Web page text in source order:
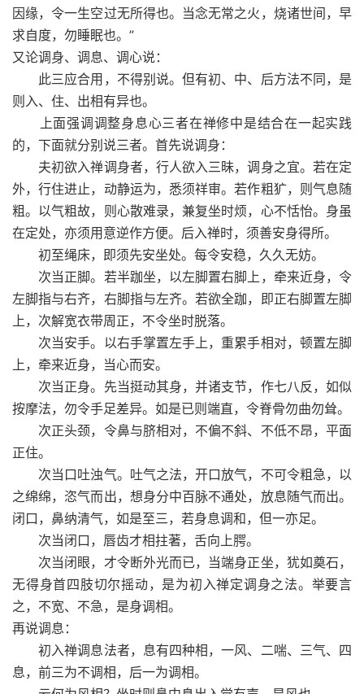
因缘，令一生空过无所得也。当念无常之火，烧诸世间，早
求自度，勿睡眠也。”
又论调身、调息、调心说：
此三应合用，不得别说。但有初、中、后方法不同，是
则入、住、出相有异也。
上面强调调整身息心三者在禅修中是结合在一起实践
的，下面就分别说三者。首先说调身：
夫初欲入禅调身者，行人欲入三昧，调身之宜。若在定
外，行住进止，动静运为，悉须祥审。若作粗犷，则气息随
粗。以气粗故，则心散难录，兼复坐时烦，心不恬怡。身虽
在定处，亦须用意逆作方便。后入禅时，须善安身得所。
初至绳床，即须先安坐处。每令安稳，久久无妨。
次当正脚。若半跏坐，以左脚置右脚上，牵来近身，令
左脚指与右齐，右脚指与左齐。若欲全跏，即正右脚置左脚
上，次解宽衣带周正，不令坐时脱落。
次当安手。以右手掌置左手上，重累手相对，顿置左脚
上，牵来近身，当心而安。
次当正身。先当挺动其身，并诸支节，作七八反，如似
按摩法，勿令手足差异。如是已则端直，令脊骨勿曲勿耸。
次正头颈，令鼻与脐相对，不偏不斜、不低不昂，平面
正住。
次当口吐浊气。吐气之法，开口放气，不可令粗急，以
之绵绵，恣气而出，想身分中百脉不通处，放息随气而出。
闭口，鼻纳清气，如是至三，若身息调和，但一亦足。
次当闭口，唇齿才相拄著，舌向上腭。
次当闭眼，才令断外光而已，当端身正坐，犹如奠石，
无得身首四肢切尔摇动，是为初入禅定调身之法。举要言
之，不宽、不急，是身调相。
再说调息：
初入禅调息法者，息有四种相，一风、二喘、三气、四
息，前三为不调相，后一为调相。